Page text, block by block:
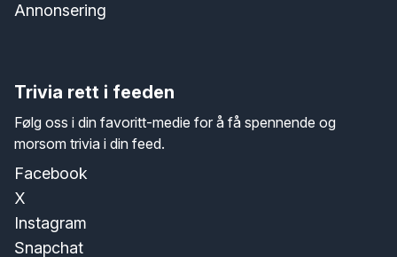
Annonsering
Trivia rett i feeden
Følg oss i din favoritt-medie for å få spennende og
morsom trivia i din feed.
Facebook
X
Instagram
Snapchat